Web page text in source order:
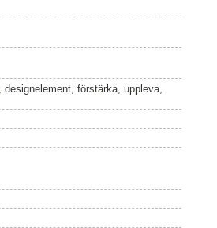
förstärka, uppleva,